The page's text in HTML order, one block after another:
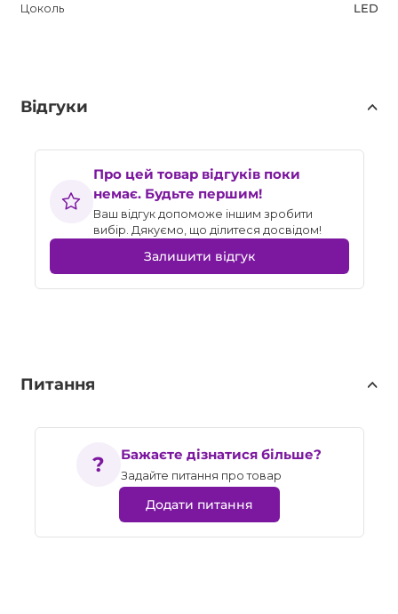
Цоколь LED
Відгуки
Про цей товар відгуків поки
немає. Будьте першим!
Ваш відгук допоможе іншим зробити
вибір. Дякуємо, що ділитеся досвідом!
Залишити відгук
Питання
Бажаєте дізнатися більше?
Задайте питання про товар
Додати питання